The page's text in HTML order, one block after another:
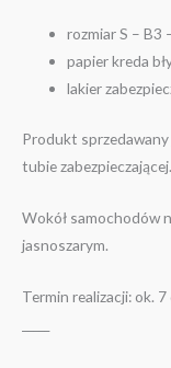
rozmiar S – B3
papier kreda
lakier
Produkt
tubie zabezpieczającej.
Wokół samochodów
jasnoszarym.
Termin realizacji: ok. 7